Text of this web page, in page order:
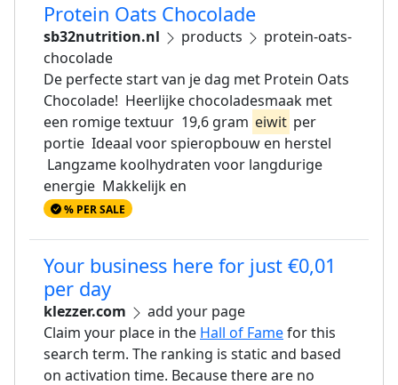
Protein Oats Chocolade
sb32nutrition.nl products
protein-oats-
chocolade
De perfecte start van je dag met Protein Oats
Chocolade! Heerlijke chocoladesmaak met
een romige textuur 19,6 gram eiwit per
portie Ideaal voor spieropbouw en herstel
Langzame koolhydraten voor langdurige
energie Makkelijk en
% PER SALE
Your business here for just €0,01
per day
klezzer.com
add your page
Claim your place in the Hall of Famefor this
search term. The ranking is static and based
on activation time. Because there are no